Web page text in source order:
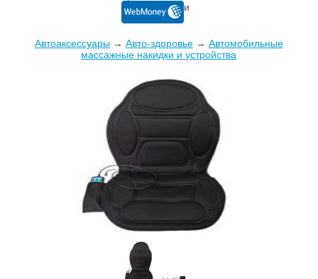
Автоаксессуары→ Авто-здоровье→ Автомобильные
массажные накидки и устройства